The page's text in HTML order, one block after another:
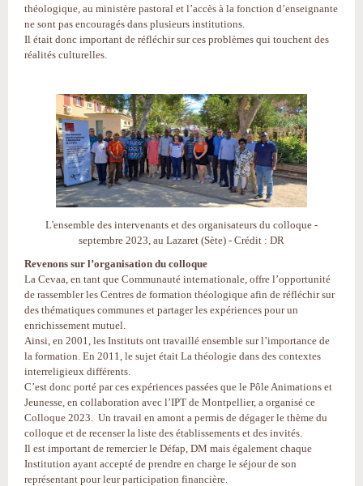
théologique, au ministère pastoral et l’accès à la fonction d’enseignante
ne sont pas encouragés dans plusieurs institutions.
Il était donc important de réfléchir sur ces problèmes qui touchent des
réalités culturelles.
L'ensemble des intervenants et des organisateurs du colloque -
septembre 2023, au Lazaret (Sète) - Crédit : DR
Revenons sur l’organisation du colloque
La Cevaa, en tant que Communauté internationale, offre l’opportunité
de rassembler les Centres de formation théologique afin de réfléchir sur
des thématiques communes et partager les expériences pour un
enrichissement mutuel.
Ainsi, en 2001, les Instituts ont travaillé ensemble sur l’importance de
la formation. En 2011, le sujet était La théologie dans des contextes
interreligieux différents.
C’est donc porté par ces expériences passées que le Pôle Animations et
Jeunesse, en collaboration avec l’IPT de Montpellier, a organisé ce
Colloque 2023. Un travail en amont a permis de dégager le thème du
colloque et de recenser la liste des établissements et des invités.
Il est important de remercier le Défap, DM mais également chaque
Institution ayant accepté de prendre en charge le séjour de son
représentant pour leur participation financière.